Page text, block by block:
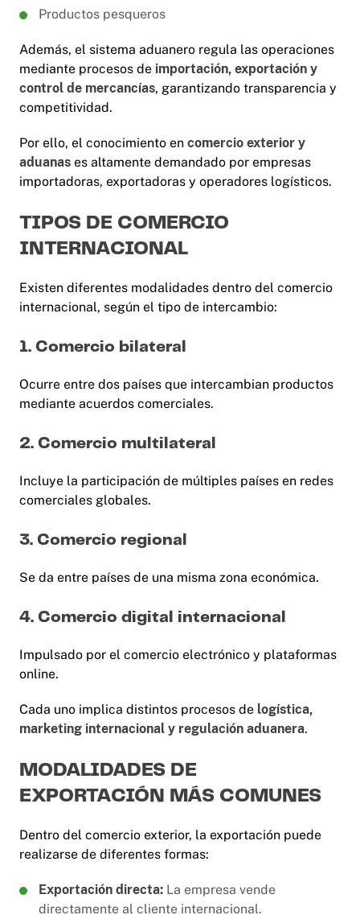
Productos pesqueros
Además, el sistema aduanero regula las operaciones
mediante procesos de importación, exportación y
control de mercancías, garantizando transparencia y
competitividad.
Por ello, el conocimiento en comercio exterior y
aduanas es altamente demandado por empresas
importadoras, exportadoras y operadores logísticos.
TIPOS DE COMERCIO
INTERNACIONAL
Existen diferentes modalidades dentro del comercio
internacional, según el tipo de intercambio:
1. Comercio bilateral
Ocurre entre dos países que intercambian productos
mediante acuerdos comerciales.
2. Comercio multilateral
Incluye la participación de múltiples países en redes
comerciales globales.
3. Comercio regional
Se da entre países de una misma zona económica.
4. Comercio digital internacional
Impulsado por el comercio electrónico y plataformas
online.
Cada uno implica distintos procesos de logística,
marketing internacional y regulación aduanera.
MODALIDADES DE
EXPORTACIÓN MÁS COMUNES
Dentro del comercio exterior, la exportación puede
realizarse de diferentes formas:
Exportación directa: La empresa vende
directamente al cliente internacional.